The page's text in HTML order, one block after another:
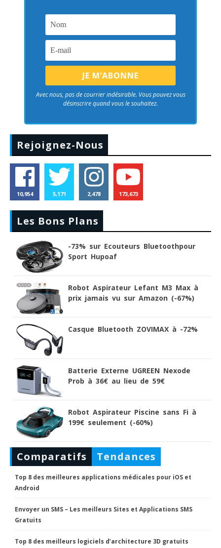
Avec nous, pas de courrier indésirable. Vous pouvez vous
désinscrire quand vous le souhaitez.
Rejoignez-Nous
10,954 5,171 2,478 173,673
Les Bons Plans
-73% sur Ecouteurs Bluetoothpour
Sport Hupoaf
Robot Aspirateur Lefant M3 Max à
prix jamais vu sur Amazon (-67%)
Casque Bluetooth ZOVIMAX à -72%
Batterie Externe UGREEN Nexode
Prob à 36€ au lieu de 59€
Robot Aspirateur Piscine sans Fi à
199€ seulement (-60%)
Comparatifs Tendances
Top 8 des meilleures applications médicales pour iOS et
Android
Envoyer un SMS – Les meilleurs Sites et Applications SMS
Gratuits
Top 8 des meilleurs logiciels d’architecture 3D gratuits